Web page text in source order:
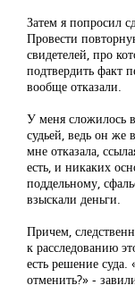
Затем я попросил
Провести
свидетелей, про
подтвердить факт
вообще отказали.
У меня сложилось
судьей, ведь он же
мне отказала,
есть, и никаких
поддельному,
взыскали деньги.
Причем,
к расследованию
есть решение
отменить?» -